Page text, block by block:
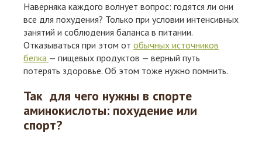
Наверняка каждого волнует вопрос: годятся ли они
все для похудения? Только при условии интенсивных
занятий и соблюдения баланса в питании.
Отказываться при этом от обычных источников
белка — пищевых продуктов — верный путь
потерять здоровье. Об этом тоже нужно помнить.
Так для чего нужны в спорте
аминокислоты: похудение или
спорт?